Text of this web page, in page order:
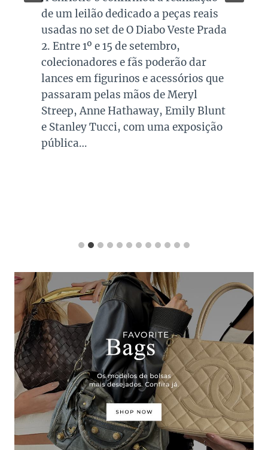
de um leilão dedicado a peças reais
usadas no set de O Diabo Veste Prada
2. Entre 1º e 15 de setembro,
colecionadores e fãs poderão dar
lances em figurinos e acessórios que
passaram pelas mãos de Meryl
Streep, Anne Hathaway, Emily Blunt
e Stanley Tucci, com uma exposição
pública…